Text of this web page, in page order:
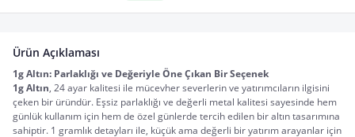
Ürün Açıklaması
1g Altın: Parlaklığı ve Değeriyle Öne Çıkan Bir Seçenek
1g Altın, 24 ayar kalitesi ile mücevher severlerin ve yatırımcıların ilgisini
çeken bir üründür. Eşsiz parlaklığı ve değerli metal kalitesi sayesinde hem
günlük kullanım için hem de özel günlerde tercih edilen bir altın tasarımına
sahiptir. 1 gramlık detayları ile, küçük ama değerli bir yatırım arayanlar için